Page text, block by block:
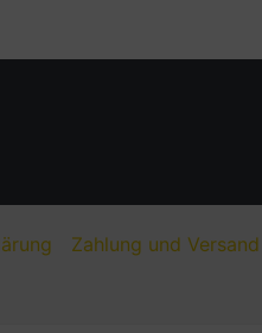
Zahlung und Versand